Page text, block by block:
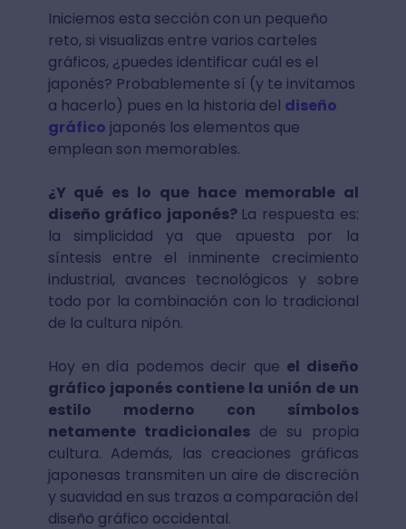
Iniciemos esta sección con un pequeño
reto, si visualizas entre varios carteles
gráficos, ¿puedes identificar cuál es el
japonés? Probablemente sí (y te invitamos
a hacerlo) pues en la historia del diseño
gráfico japonés los elementos que
emplean son memorables.
¿Y qué es lo que hace memorable al
diseño gráfico japonés? La respuesta es:
la simplicidad ya que apuesta por la
síntesis entre el inminente crecimiento
industrial, avances tecnológicos y sobre
todo por la combinación con lo tradicional
de la cultura nipón.
Hoy en día podemos decir que el diseño
gráfico japonés contiene la unión de un
estilo moderno con símbolos
netamente tradicionalesde su propia
cultura. Además, las creaciones gráficas
japonesas transmiten un aire de discreción
y suavidad en sus trazos a comparación del
diseño gráfico occidental.